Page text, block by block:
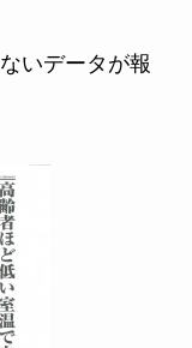
いデータが報